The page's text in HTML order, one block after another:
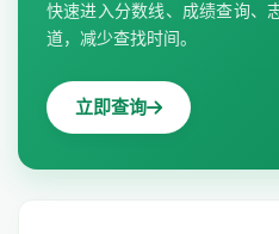
快速进入分数线、成绩查询、
道，减少查找时间。
立即查询